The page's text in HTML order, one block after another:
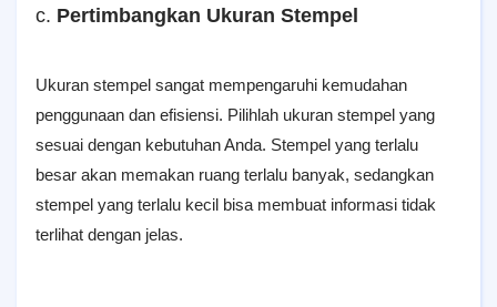
c. Pertimbangkan Ukuran Stempel
Ukuran stempel sangat mempengaruhi kemudahan
penggunaan dan efisiensi. Pilihlah ukuran stempel yang
sesuai dengan kebutuhan Anda. Stempel yang terlalu
besar akan memakan ruang terlalu banyak, sedangkan
stempel yang terlalu kecil bisa membuat informasi tidak
terlihat dengan jelas.